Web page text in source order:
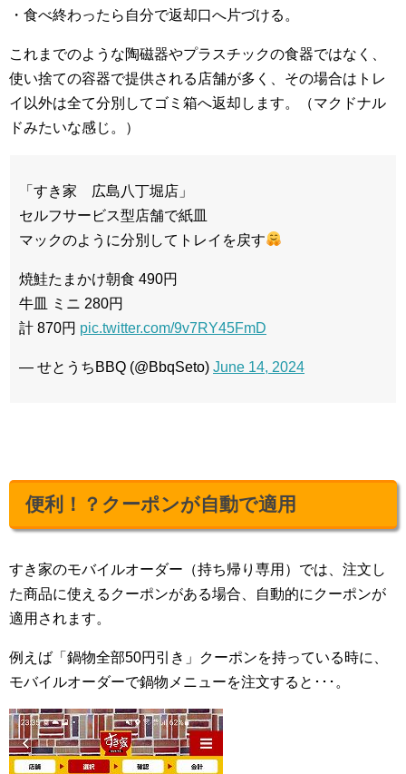
・食べ終わったら自分で返却口へ片づける。
これまでのような陶磁器やプラスチックの食器ではなく、
使い捨ての容器で提供される店舗が多く、その場合はトレ
イ以外は全て分別してゴミ箱へ返却します。（マクドナル
ドみたいな感じ。）
「すき家 広島八丁堀店」
セルフサービス型店舗で紙皿
マックのように分別してトレイを戻す
焼鮭たまかけ朝食 490円
牛皿 ミニ 280円
計 870円 pic.twitter.com/9v7RY45FmD
— せとうちBBQ (@BbqSeto) June 14, 2024
便利！？クーポンが自動で適用
すき家のモバイルオーダー（持ち帰り専用）では、注文し
た商品に使えるクーポンがある場合、自動的にクーポンが
適用されます。
例えば「鍋物全部50円引き」クーポンを持っている時に、
モバイルオーダーで鍋物メニューを注文すると･･･。